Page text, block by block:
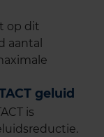
op dit
aantal
geluid
is